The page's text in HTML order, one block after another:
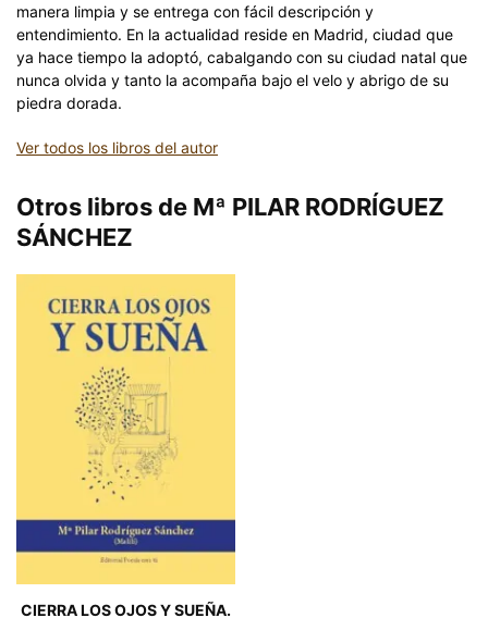
manera limpia y se entrega con fácil descripción y
entendimiento. En la actualidad reside en Madrid, ciudad que
ya hace tiempo la adoptó, cabalgando con su ciudad natal que
nunca olvida y tanto la acompaña bajo el velo y abrigo de su
piedra dorada.
Ver todos los libros del autor
Otros libros de Mª PILAR RODRÍGUEZ
SÁNCHEZ
CIERRA LOS OJOS Y SUEÑA.